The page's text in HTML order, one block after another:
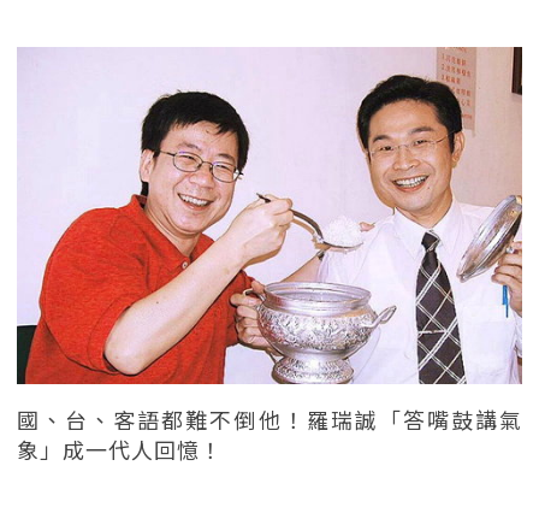
國、台、客語都難不倒他！羅瑞誠「答嘴鼓講氣
象」成一代人回憶！